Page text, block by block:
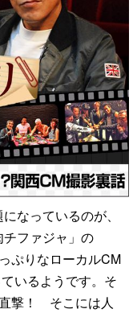
なっているのが、
ファジャ」の
ぷりなローカルCM
いるようです。そ
撃！ そこには人